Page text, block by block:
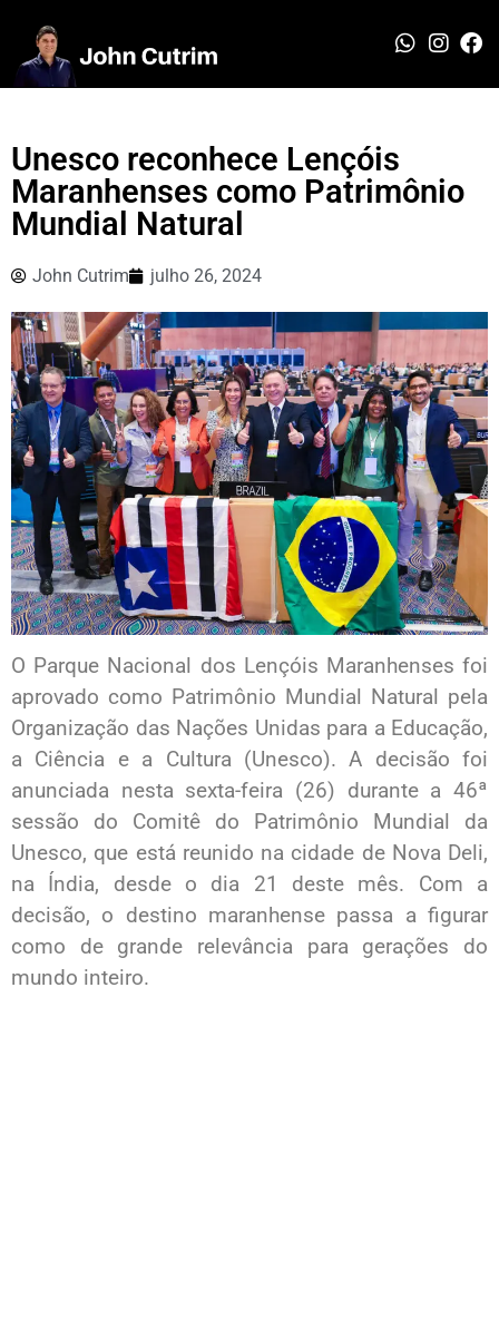
Unesco reconhece Lençóis
Maranhenses como Patrimônio
Mundial Natural
John Cutrim julho 26, 2024
O Parque Nacional dos Lençóis Maranhenses foi
aprovado como Patrimônio Mundial Natural pela
Organização das Nações Unidas para a Educação,
a Ciência e a Cultura (Unesco). A decisão foi
anunciada nesta sexta-feira (26) durante a 46ª
sessão do Comitê do Patrimônio Mundial da
Unesco, que está reunido na cidade de Nova Deli,
na Índia, desde o dia 21 deste mês. Com a
decisão, o destino maranhense passa a figurar
como de grande relevância para gerações do
mundo inteiro.